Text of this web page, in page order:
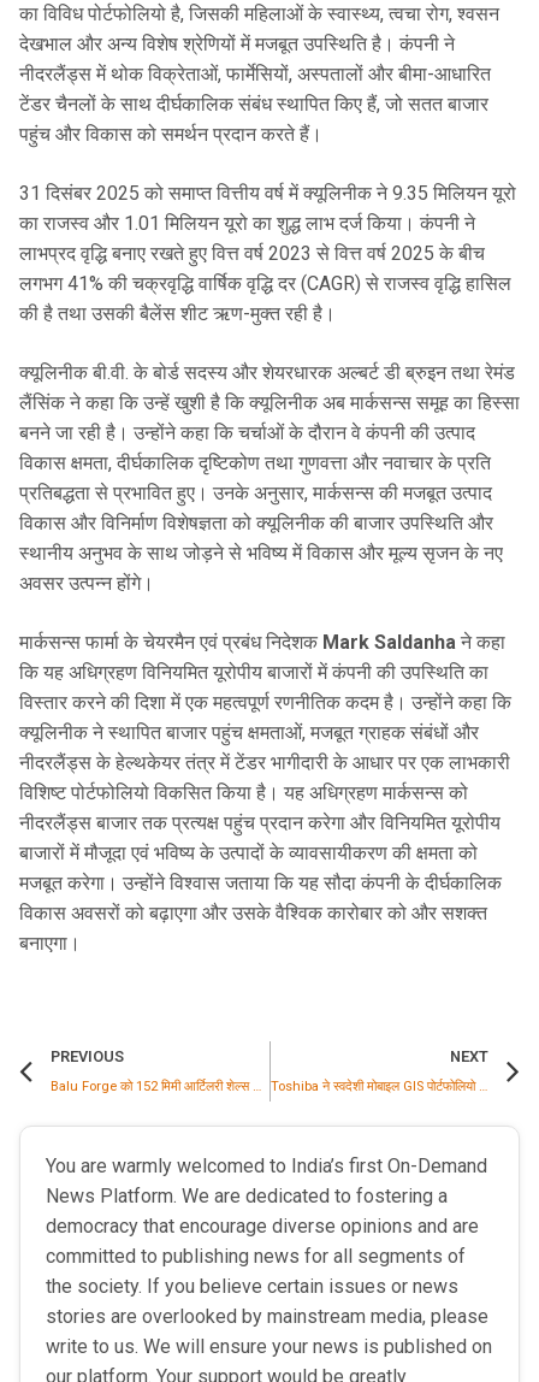
का विविध पोर्टफोलियो है, जिसकी महिलाओं के स्वास्थ्य, त्वचा रोग, श्वसन
देखभाल और अन्य विशेष श्रेणियों में मजबूत उपस्थिति है। कंपनी ने
नीदरलैंड्स में थोक विक्रेताओं, फार्मेसियों, अस्पतालों और बीमा-आधारित
टेंडर चैनलों के साथ दीर्घकालिक संबंध स्थापित किए हैं, जो सतत बाजार
पहुंच और विकास को समर्थन प्रदान करते हैं।
31 दिसंबर 2025 को समाप्त वित्तीय वर्ष में क्यूलिनीक ने 9.35 मिलियन यूरो
का राजस्व और 1.01 मिलियन यूरो का शुद्ध लाभ दर्ज किया। कंपनी ने
लाभप्रद वृद्धि बनाए रखते हुए वित्त वर्ष 2023 से वित्त वर्ष 2025 के बीच
लगभग 41% की चक्रवृद्धि वार्षिक वृद्धि दर (CAGR) से राजस्व वृद्धि हासिल
की है तथा उसकी बैलेंस शीट ऋण-मुक्त रही है।
क्यूलिनीक बी.वी. के बोर्ड सदस्य और शेयरधारक अल्बर्ट डी ब्रुइन तथा रेमंड
लैंसिंक ने कहा कि उन्हें खुशी है कि क्यूलिनीक अब मार्कसन्स समूह का हिस्सा
बनने जा रही है। उन्होंने कहा कि चर्चाओं के दौरान वे कंपनी की उत्पाद
विकास क्षमता, दीर्घकालिक दृष्टिकोण तथा गुणवत्ता और नवाचार के प्रति
प्रतिबद्धता से प्रभावित हुए। उनके अनुसार, मार्कसन्स की मजबूत उत्पाद
विकास और विनिर्माण विशेषज्ञता को क्यूलिनीक की बाजार उपस्थिति और
स्थानीय अनुभव के साथ जोड़ने से भविष्य में विकास और मूल्य सृजन के नए
अवसर उत्पन्न होंगे।
मार्कसन्स फार्मा के चेयरमैन एवं प्रबंध निदेशक Mark Saldanha ने कहा
कि यह अधिग्रहण विनियमित यूरोपीय बाजारों में कंपनी की उपस्थिति का
विस्तार करने की दिशा में एक महत्वपूर्ण रणनीतिक कदम है। उन्होंने कहा कि
क्यूलिनीक ने स्थापित बाजार पहुंच क्षमताओं, मजबूत ग्राहक संबंधों और
नीदरलैंड्स के हेल्थकेयर तंत्र में टेंडर भागीदारी के आधार पर एक लाभकारी
विशिष्ट पोर्टफोलियो विकसित किया है। यह अधिग्रहण मार्कसन्स को
नीदरलैंड्स बाजार तक प्रत्यक्ष पहुंच प्रदान करेगा और विनियमित यूरोपीय
बाजारों में मौजूदा एवं भविष्य के उत्पादों के व्यावसायीकरण की क्षमता को
मजबूत करेगा। उन्होंने विश्वास जताया कि यह सौदा कंपनी के दीर्घकालिक
विकास अवसरों को बढ़ाएगा और उसके वैश्विक कारोबार को और सशक्त
बनाएगा।
PREVIOUS
Balu Forge को 152 मिमी आर्टिलरी शेल्स का बड़ा ऑर्डर, रक्षा क्षेत्र में फॉरवर्ड इंटीग्रेशन को मिली मजबूती
NEXT
Toshiba ने स्वदेशी मोबाइल GIS पोर्टफोलियो का विस्तार किया, POWERGRID को 132kV सिस्टम की आपूर्ति की
You are warmly welcomed to India’s first On-Demand
News Platform. We are dedicated to fostering a
democracy that encourage diverse opinions and are
committed to publishing news for all segments of
the society. If you believe certain issues or news
stories are overlooked by mainstream media, please
write to us. We will ensure your news is published on
our platform. Your support would be greatly